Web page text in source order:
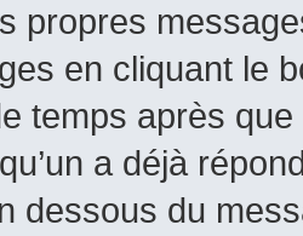
propres
en cliquant le
temps après
a déjà
dessous du